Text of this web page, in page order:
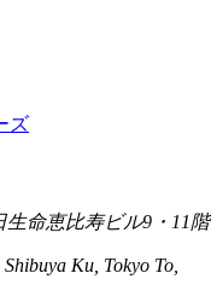
ズ
生命恵比寿ビル9・11階
Ku, Tokyo To,